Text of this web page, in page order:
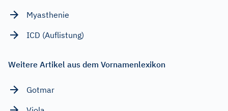
Myasthenie
ICD (Auflistung)
Weitere Artikel aus dem Vornamenlexikon
Gotmar